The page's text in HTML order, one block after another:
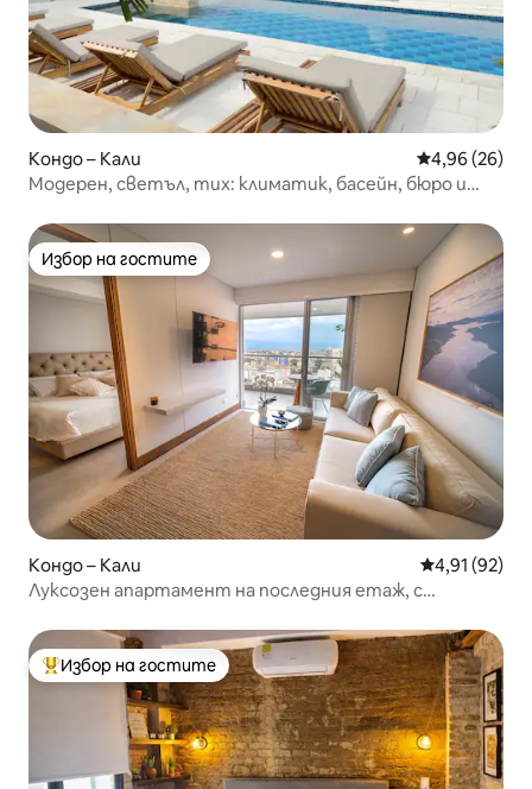
Кондо – Кали Средна
4,96 (26)
Модерен, светъл, тих: климатик, басейн, бюро и
Избор на гостите
Избор на гостите
Кондо – Кали Средна
4,91 (92)
Луксозен апартамент на последния етаж, с
Най-популярен избор на гостите
Избор на гостите